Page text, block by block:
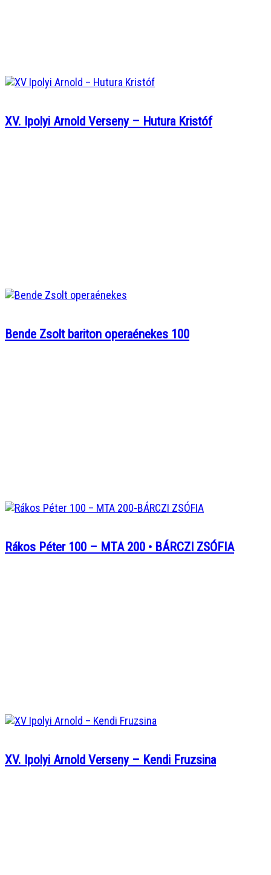
XV. Ipolyi Arnold Verseny – Hutura Kristóf
Bende Zsolt bariton operaénekes 100
Rákos Péter 100 – MTA 200 • BÁRCZI ZSÓFIA
XV. Ipolyi Arnold Verseny – Kendi Fruzsina